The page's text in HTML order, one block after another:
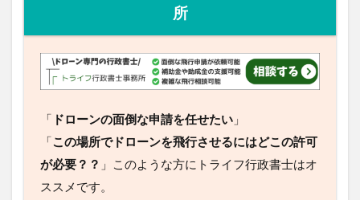
所
「 ドローンの面倒な申請を任せたい 」
「この場所でドローンを飛行させるにはどこの許可
が必要？？ 」このような方にトライフ行政書士はオ
ススメです。